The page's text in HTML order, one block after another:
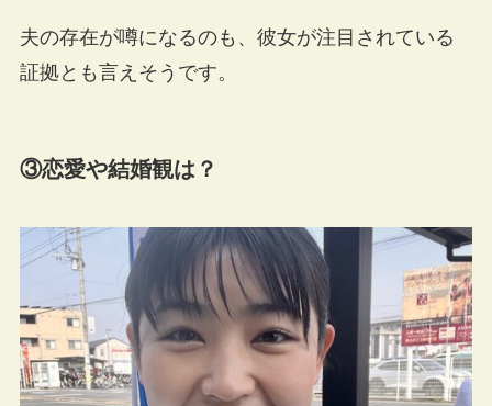
夫の存在が噂になるのも、彼女が注目されている
証拠とも言えそうです。
③恋愛や結婚観は？